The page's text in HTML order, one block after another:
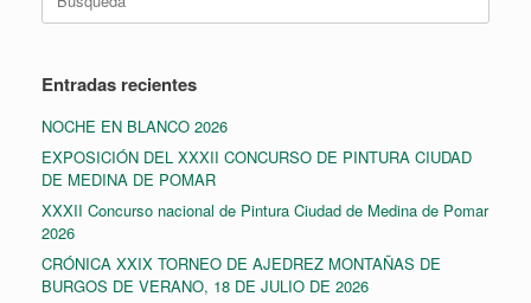
Entradas recientes
NOCHE EN BLANCO 2026
EXPOSICIÓN DEL XXXII CONCURSO DE PINTURA CIUDAD
DE MEDINA DE POMAR
XXXII Concurso nacional de Pintura Ciudad de Medina de Pomar
2026
CRÓNICA XXIX TORNEO DE AJEDREZ MONTAÑAS DE
BURGOS DE VERANO, 18 DE JULIO DE 2026